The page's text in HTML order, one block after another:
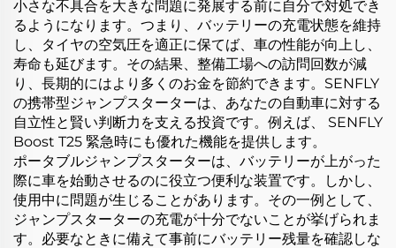
小さな不具合を大きな問題に発展する前に自分で対処でき
るようになります。つまり、バッテリーの充電状態を維持
し、タイヤの空気圧を適正に保てば、車の性能が向上し、
寿命も延びます。その結果、整備工場への訪問回数が減
り、長期的にはより多くのお金を節約できます。SENFLY
の携帯型ジャンプスターターは、あなたの自動車に対する
自立性と賢い判断力を支える投資です。例えば、 SENFLY
Boost T25 緊急時にも優れた機能を提供します。
ポータブルジャンプスターターは、バッテリーが上がった
際に車を始動させるのに役立つ便利な装置です。しかし、
使用中に問題が生じることがあります。その一例として、
ジャンプスターターの充電が十分でないことが挙げられま
す。必要なときに備えて事前にバッテリー残量を確認しな